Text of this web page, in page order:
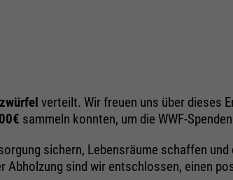
verteilt. Wir freuen uns über dieses
sammeln konnten, um die WWF-
sichern, Lebensräume schaffen
Abholzung sind wir entschlossen, einen